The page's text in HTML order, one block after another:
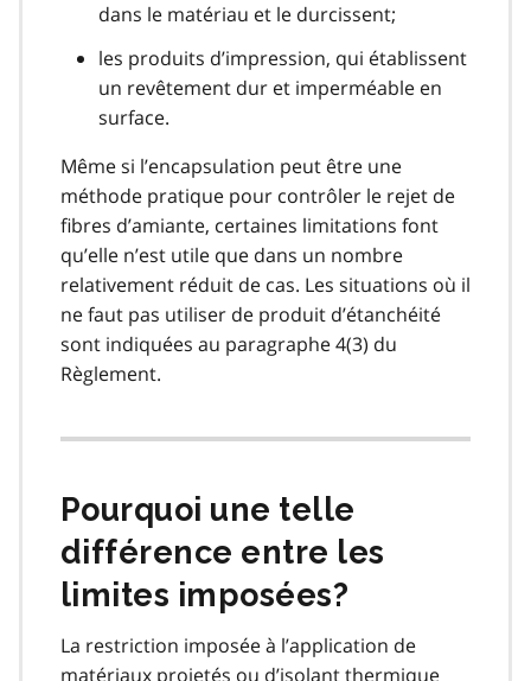
dans le matériau et le durcissent;
les produits d’impression, qui établissent
un revêtement dur et imperméable en
surface.
Même si l’encapsulation peut être une
méthode pratique pour contrôler le rejet de
fibres d’amiante, certaines limitations font
qu’elle n’est utile que dans un nombre
relativement réduit de cas. Les situations où il
ne faut pas utiliser de produit d’étanchéité
sont indiquées au paragraphe 4(3) du
Règlement.
Pourquoi une telle
différence entre les
limites imposées?
La restriction imposée à l’application de
matériaux projetés ou d’isolant thermique